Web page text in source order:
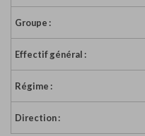
Groupe :
Effectif général :
Régime :
Direction :